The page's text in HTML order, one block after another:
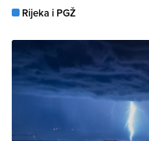
Rijeka i PGŽ